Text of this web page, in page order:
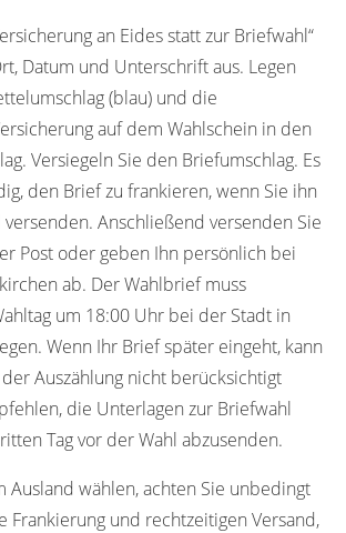
an Eides statt zur Briefwahl“
Datum und Unterschrift aus. Legen
(blau) und die
auf dem Wahlschein in den
Versiegeln Sie den Briefumschlag. Es
den Brief zu frankieren, wenn Sie ihn
Anschließend versenden Sie
Post oder geben Ihn persönlich bei
ab. Der Wahlbrief muss
um 18:00 Uhr bei der Stadt in
Wenn Ihr Brief später eingeht, kann
Auszählung nicht berücksichtigt
die Unterlagen zur Briefwahl
Tag vor der Wahl abzusenden.
Ausland wählen, achten Sie unbedingt
Frankierung und rechtzeitigen Versand,